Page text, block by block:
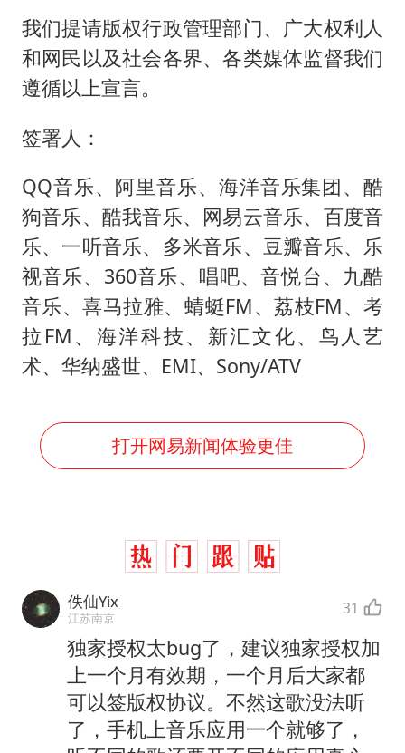
我们提请版权行政管理部门、广大权利人
和网民以及社会各界、各类媒体监督我们
遵循以上宣言。
签署人：
QQ音乐、阿里音乐、海洋音乐集团、酷
狗音乐、酷我音乐、网易云音乐、百度音
乐、一听音乐、多米音乐、豆瓣音乐、乐
视音乐、360音乐、唱吧、音悦台、九酷
音乐、喜马拉雅、蜻蜓FM、荔枝FM、考
拉FM、海洋科技、新汇文化、鸟人艺
术、华纳盛世、EMI、Sony/ATV
打开网易新闻体验更佳
佚仙Yix
江苏南京 31
独家授权太bug了，建议独家授权加
上一个月有效期，一个月后大家都
可以签版权协议。不然这歌没法听
了，手机上音乐应用一个就够了，